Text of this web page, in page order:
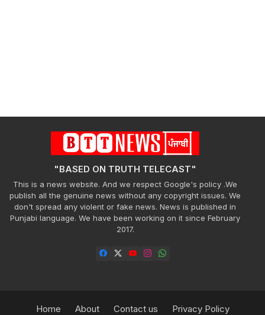
"BASED ON TRUTH TELECAST"
This is a news website. And we respect Google's policy .We
publish all the genuine news without any copyright issues. We
don't spread any violent or fake news. News is published in
Punjabi language. We have been working on it since February
2017.
Home About Contact us Privacy Policy